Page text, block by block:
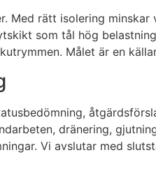
rätt isolering
som tål hög
Målet är en
dränering,
Vi avslutar med